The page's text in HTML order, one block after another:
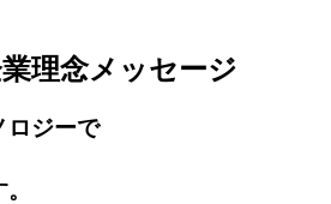
理念メッセージ
ロジーで